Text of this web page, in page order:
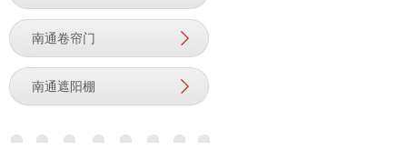
南通卷帘门
南通遮阳棚